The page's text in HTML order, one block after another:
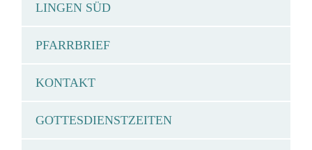
LINGEN SÜD
PFARRBRIEF
KONTAKT
GOTTESDIENSTZEITEN